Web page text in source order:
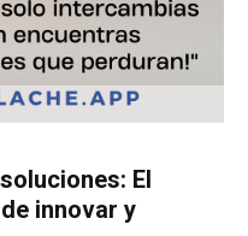
El
innovar y